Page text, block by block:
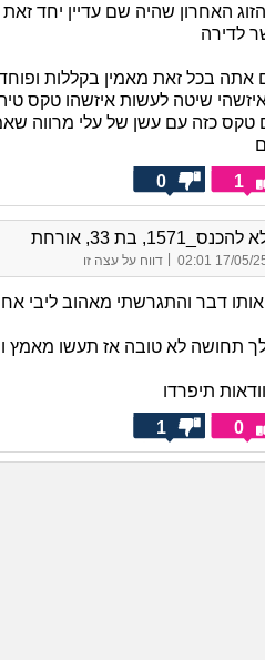
האחרון שהיה שם עדיין יחד
לדירה
בכל זאת מאמין בקללות
שיטה לעשות איזשהו טקס
טקס כזה עם עשן של עלי מרווה
1
0
להכנס_1571, בת 33, אורחת
17/05/25 דווח על עצה זו
דבר והתגרשתי מאהוב ליבי
תחושה לא טובה אז תעשו מאמץ
תיפרדו
0
1